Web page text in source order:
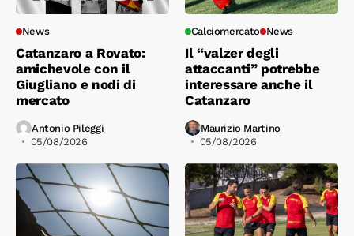
News
Catanzaro a Rovato:
amichevole con il
Giugliano e nodi di
mercato
Antonio Pileggi
05/08/2026
Calciomercato News
Il “valzer degli
attaccanti” potrebbe
interessare anche il
Catanzaro
Maurizio Martino
05/08/2026